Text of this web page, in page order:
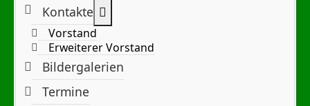
Kontakte
Vorstand
Erweiterer Vorstand
Bildergalerien
Termine